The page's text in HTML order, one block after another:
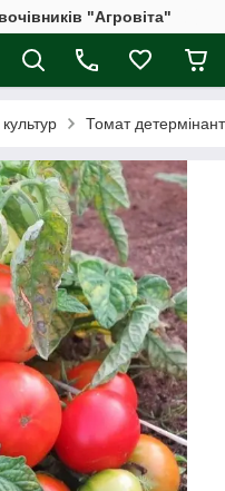
"Агровіта"
Томат